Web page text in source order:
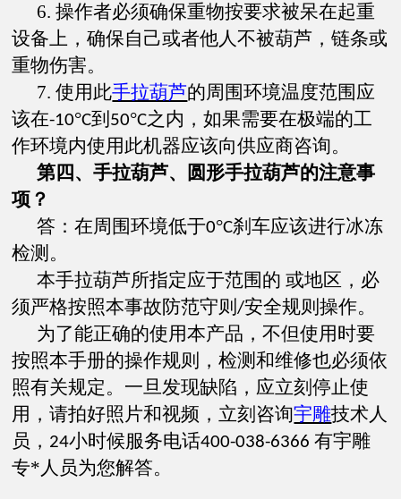
6.操作者必须确保重物按要求被呆在起重
设备上，确保自己或者他人不被葫芦，链条或
重物伤害。
7.使用此手拉葫芦的周围环境温度范围应
该在-10°C到 50°C之内，如果需要在极端的工
作环境内使用此机器应该向供应商咨询。
第四、手拉葫芦、圆形手拉葫芦的注意事
项？
答：在周围环境低于0°C刹车应该进行冰冻
检测。
本手拉葫芦所指定应于范围的 或地区，必
须严格按照本事故防范守则/安全规则操作。
为了能正确的使用本产品，不但使用时要
按照本手册的操作规则，检测和维修也必须依
照有关规定。一旦发现缺陷，应立刻停止使
用，请拍好照片和视频，立刻咨询宇雕技术人
员， 24小时候服务电话400-038-6366有宇雕
专*人员为您解答。